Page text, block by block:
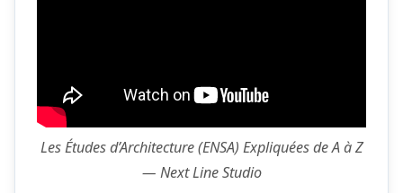
Les Études d’Architecture (ENSA) Expliquées de A à Z
— Next Line Studio